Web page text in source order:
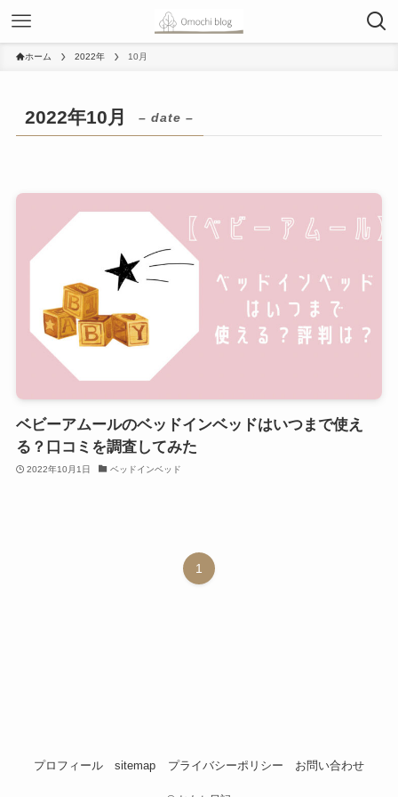
ホーム 2022年 10月
2022年10月 – date –
ベビーアムールのベッドインベッドはいつまで使え
る？口コミを調査してみた
2022年10月1日 ベッドインベッド
1
プロフィール sitemap プライバシーポリシー お問い合わせ